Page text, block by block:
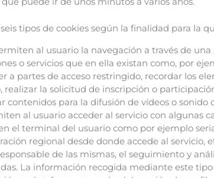
tipos de cookies según la finalidad para la
al usuario la navegación a través de
o servicios que en ella existan como, por
a partes de acceso restringido, recordar los
realizar la solicitud de inscripción o
contenidos para la difusión de vídeos o sonido
al usuario acceder al servicio con algunas
el terminal del usuario como por ejemplo
regional desde donde accede al servicio,
de las mismas, el seguimiento y
La información recogida mediante este